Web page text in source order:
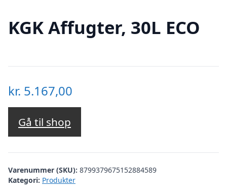
KGK Affugter, 30L ECO
kr. 5.167,00
Gå til shop
Varenummer (SKU): 8799379675152884589
Kategori: Produkter